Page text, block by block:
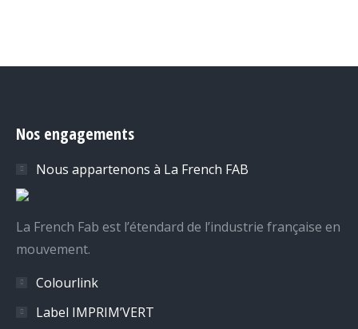
Nos engagements
Nous appartenons à La French FAB
La French Fab est l’étendard de l’industrie française en
mouvement.
Colourlink
Label IMPRIM’VERT